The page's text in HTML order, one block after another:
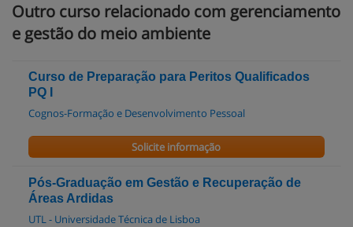
Outro curso relacionado com gerenciamento
e gestão do meio ambiente
Curso de Preparação para Peritos Qualificados
PQ I
Cognos-Formação e Desenvolvimento Pessoal
Solicite informação
Pós-Graduação em Gestão e Recuperação de
Áreas Ardidas
UTL - Universidade Técnica de Lisboa